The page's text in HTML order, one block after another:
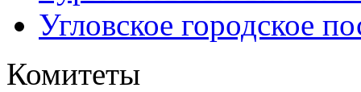
Угловское городское
Комитеты